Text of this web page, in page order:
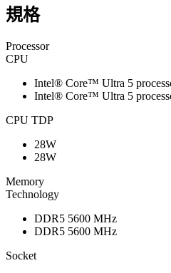
規格
Processor
CPU
Intel® Core™ Ultra 5
Intel® Core™ Ultra 5
CPU TDP
28W
28W
Memory
Technology
DDR5 5600 MHz
DDR5 5600 MHz
Socket